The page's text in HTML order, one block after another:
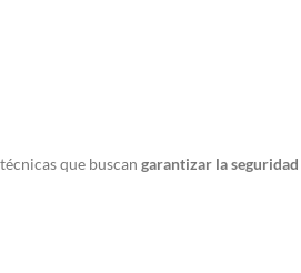
que buscan garantizar la seguridad